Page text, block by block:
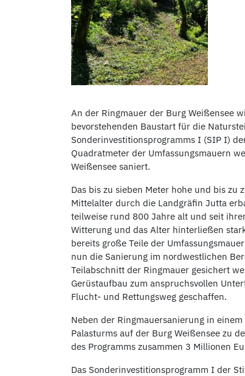
An der Ringmauer der Burg Weißensee
bevorstehenden Baustart für die
Sonderinvestitionsprogramms I (SIP I)
Quadratmeter der Umfassungsmauern
Weißensee saniert.
Das bis zu sieben Meter hohe und bis
Mittelalter durch die Landgräfin Jutta
teilweise rund 800 Jahre alt und seit
Witterung und das Alter hinterließen
bereits große Teile der
nun die Sanierung im nordwestlichen
Teilabschnitt der Ringmauer gesichert
Gerüstaufbau zum anspruchsvollen
Flucht- und Rettungsweg geschaffen.
Neben der Ringmauersanierung in
Palasturms auf der Burg Weißensee zu
des Programms zusammen 3 Millionen
Das Sonderinvestitionsprogramm I der